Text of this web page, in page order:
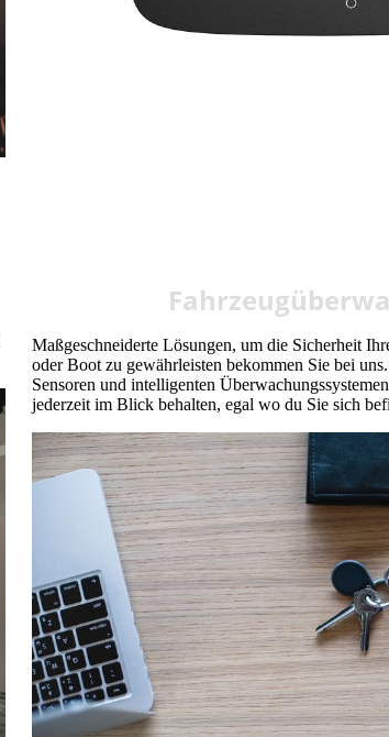
Maßgeschneiderte Lösungen, um die Sicherheit
oder Boot zu gewährleisten bekommen Sie bei
Sensoren und intelligenten
jederzeit im Blick behalten, egal wo du Sie sich